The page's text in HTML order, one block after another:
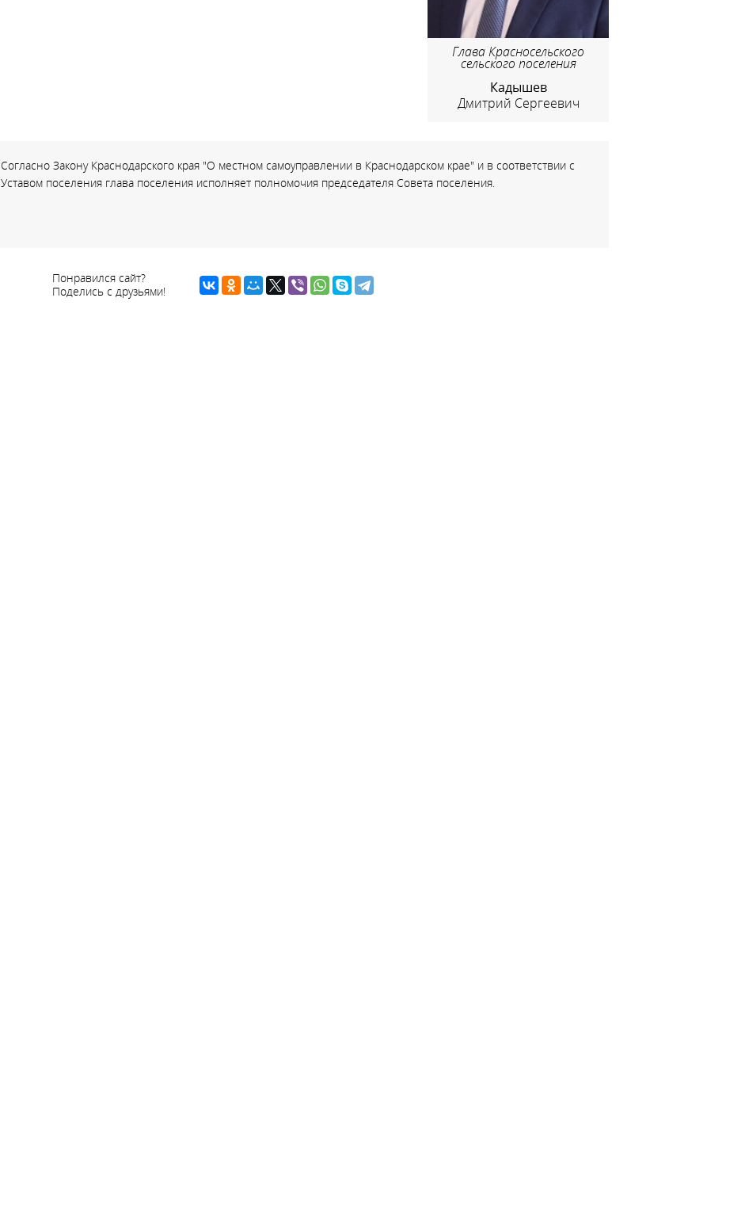
Глава Красносельского
сельского поселения
Кадышев
Дмитрий Сергеевич
Согласно Закону Краснодарского края "О местном самоуправлении в Краснодарском крае" и в соответствии с
Уставом поселения глава поселения исполняет полномочия председателя Совета поселения.
Понравился сайт?
Поделись с друзьями!